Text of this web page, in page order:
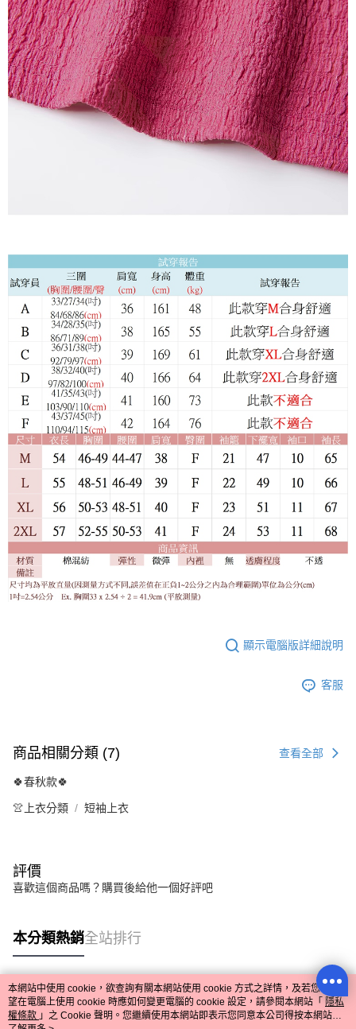
顯示電腦版詳細說明
客服
商品相關分類 (7) 查看全部
🍀春秋款🍀
👚上衣分類 短袖上衣
評價
喜歡這個商品嗎？購買後給他一個好評吧
本分類熱銷全站排行
熱門標籤
本網站中使用 cookie，欲查詢有關本網站使用 cookie 方式之詳情，及若您不希
望在電腦上使用 cookie 時應如何變更電腦的 cookie 設定，請參閱本網站「 隱私
權條款 」之 Cookie 聲明。您繼續使用本網站即表示您同意本公司得按本網站使